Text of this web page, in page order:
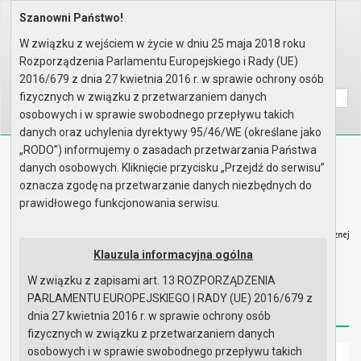
Home Organy Rada Miejska
Porządek obrad
Wyszukaj na stronie:
AAA
Biuletyn Informacji Publicznej
Urząd Miasta i Gminy w Gryfinie
Strona główna Mapa serwisu Aktualności
Redakcja Instrukcja korzystania Dostępność
Strona główna
Szanowni Państwo!
W związku z wejściem w życie w dniu 25 maja 2018 roku
Rozporządzenia Parlamentu Europejskiego i Rady (UE)
2016/679 z dnia 27 kwietnia 2016 r. w sprawie ochrony osób
fizycznych w związku z przetwarzaniem danych
osobowych i w sprawie swobodnego przepływu takich
danych oraz uchylenia dyrektywy 95/46/WE (określane jako
„RODO”) informujemy o zasadach przetwarzania Państwa
danych osobowych. Kliknięcie przycisku „Przejdź do serwisu”
oznacza zgodę na przetwarzanie danych niezbędnych do
prawidłowego funkcjonowania serwisu.
Klauzula informacyjna ogólna
W związku z zapisami art. 13 ROZPORZĄDZENIA
PARLAMENTU EUROPEJSKIEGO I RADY (UE) 2016/679 z
dnia 27 kwietnia 2016 r. w sprawie ochrony osób
fizycznych w związku z przetwarzaniem danych
osobowych i w sprawie swobodnego przepływu takich